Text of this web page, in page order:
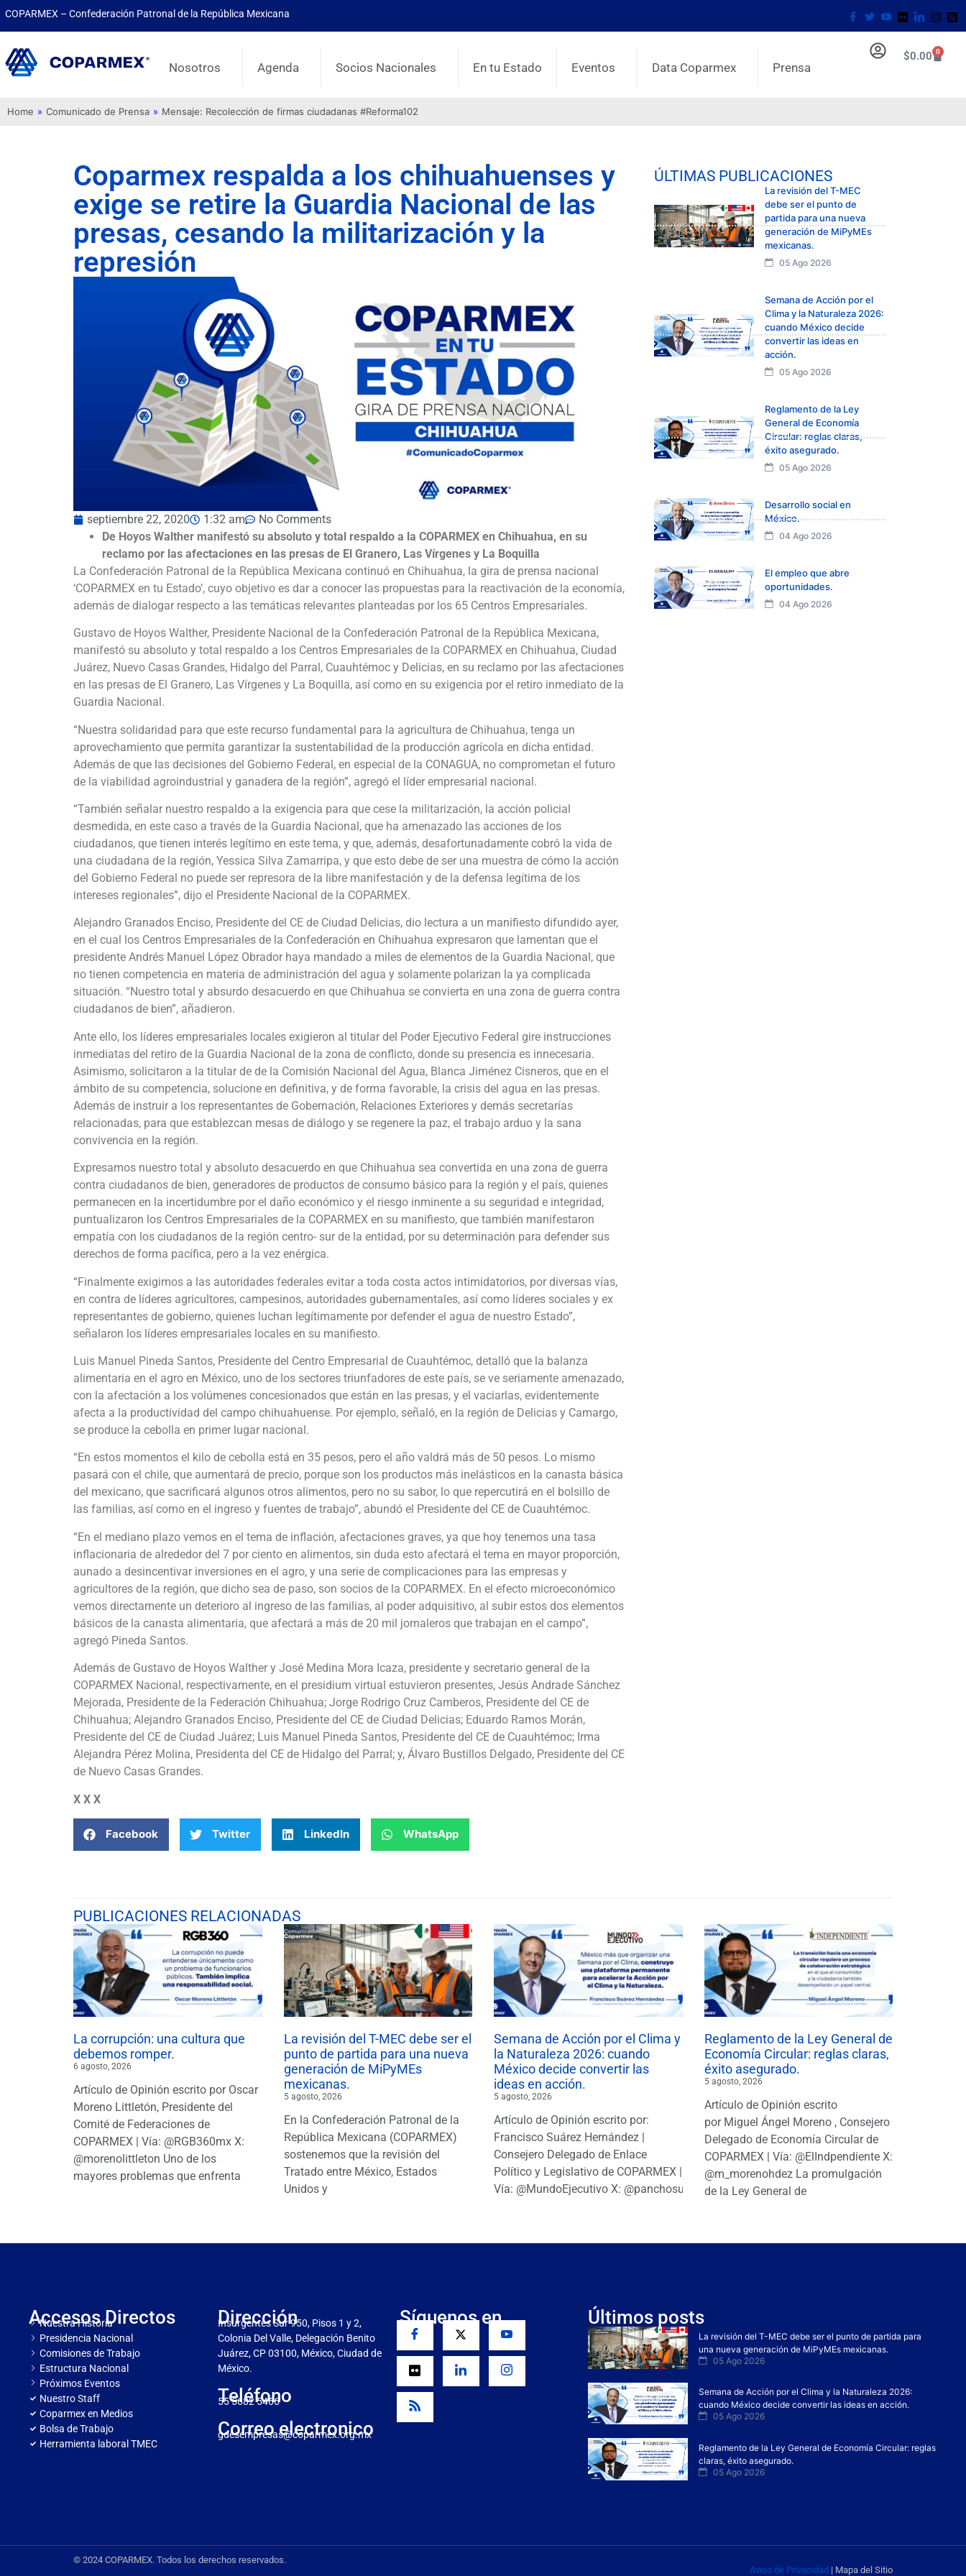
COPARMEX – Confederación Patronal de la República Mexicana
Nosotros Agenda Socios Nacionales En tu Estado Eventos Data Coparmex Prensa
$0.00 0
Home » Comunicado de Prensa » Mensaje: Recolección de firmas ciudadanas #Reforma102
Coparmex respalda a los chihuahuenses y
exige se retire la Guardia Nacional de las
presas, cesando la militarización y la
represión
septiembre 22, 2020 1:32 am
No Comments
De Hoyos Walther manifestó su absoluto y total respaldo a la COPARMEX en Chihuahua, en su
reclamo por las afectaciones en las presas de El Granero, Las Vírgenes y La Boquilla
La Confederación Patronal de la República Mexicana continuó en Chihuahua, la gira de prensa nacional
‘COPARMEX en tu Estado’, cuyo objetivo es dar a conocer las propuestas para la reactivación de la economía,
además de dialogar respecto a las temáticas relevantes planteadas por los 65 Centros Empresariales.
Gustavo de Hoyos Walther, Presidente Nacional de la Confederación Patronal de la República Mexicana,
manifestó su absoluto y total respaldo a los Centros Empresariales de la COPARMEX en Chihuahua, Ciudad
Juárez, Nuevo Casas Grandes, Hidalgo del Parral, Cuauhtémoc y Delicias, en su reclamo por las afectaciones
en las presas de El Granero, Las Vírgenes y La Boquilla, así como en su exigencia por el retiro inmediato de la
Guardia Nacional.
“Nuestra solidaridad para que este recurso fundamental para la agricultura de Chihuahua, tenga un
aprovechamiento que permita garantizar la sustentabilidad de la producción agrícola en dicha entidad.
Además de que las decisiones del Gobierno Federal, en especial de la CONAGUA, no comprometan el futuro
de la viabilidad agroindustrial y ganadera de la región”, agregó el líder empresarial nacional.
“También señalar nuestro respaldo a la exigencia para que cese la militarización, la acción policial
desmedida, en este caso a través de la Guardia Nacional, que ha amenazado las acciones de los
ciudadanos, que tienen interés legítimo en este tema, y que, además, desafortunadamente cobró la vida de
una ciudadana de la región, Yessica Silva Zamarripa, y que esto debe de ser una muestra de cómo la acción
del Gobierno Federal no puede ser represora de la libre manifestación y de la defensa legítima de los
intereses regionales”, dijo el Presidente Nacional de la COPARMEX.
Alejandro Granados Enciso, Presidente del CE de Ciudad Delicias, dio lectura a un manifiesto difundido ayer,
en el cual los Centros Empresariales de la Confederación en Chihuahua expresaron que lamentan que el
presidente Andrés Manuel López Obrador haya mandado a miles de elementos de la Guardia Nacional, que
no tienen competencia en materia de administración del agua y solamente polarizan la ya complicada
situación. “Nuestro total y absurdo desacuerdo en que Chihuahua se convierta en una zona de guerra contra
ciudadanos de bien”, añadieron.
Ante ello, los líderes empresariales locales exigieron al titular del Poder Ejecutivo Federal gire instrucciones
inmediatas del retiro de la Guardia Nacional de la zona de conflicto, donde su presencia es innecesaria.
Asimismo, solicitaron a la titular de de la Comisión Nacional del Agua, Blanca Jiménez Cisneros, que en el
ámbito de su competencia, solucione en definitiva, y de forma favorable, la crisis del agua en las presas.
Además de instruir a los representantes de Gobernación, Relaciones Exteriores y demás secretarías
relacionadas, para que establezcan mesas de diálogo y se regenere la paz, el trabajo arduo y la sana
convivencia en la región.
Expresamos nuestro total y absoluto desacuerdo en que Chihuahua sea convertida en una zona de guerra
contra ciudadanos de bien, generadores de productos de consumo básico para la región y el país, quienes
permanecen en la incertidumbre por el daño económico y el riesgo inminente a su seguridad e integridad,
puntualizaron los Centros Empresariales de la COPARMEX en su manifiesto, que también manifestaron
empatía con los ciudadanos de la región centro- sur de la entidad, por su determinación para defender sus
derechos de forma pacífica, pero a la vez enérgica.
“Finalmente exigimos a las autoridades federales evitar a toda costa actos intimidatorios, por diversas vías,
en contra de líderes agricultores, campesinos, autoridades gubernamentales, así como líderes sociales y ex
representantes de gobierno, quienes luchan legítimamente por defender el agua de nuestro Estado”,
señalaron los líderes empresariales locales en su manifiesto.
Luis Manuel Pineda Santos, Presidente del Centro Empresarial de Cuauhtémoc, detalló que la balanza
alimentaria en el agro en México, uno de los sectores triunfadores de este país, se ve seriamente amenazado,
con la afectación a los volúmenes concesionados que están en las presas, y el vaciarlas, evidentemente
afecta a la productividad del campo chihuahuense. Por ejemplo, señaló, en la región de Delicias y Camargo,
se produce la cebolla en primer lugar nacional.
“En estos momentos el kilo de cebolla está en 35 pesos, pero el año valdrá más de 50 pesos. Lo mismo
pasará con el chile, que aumentará de precio, porque son los productos más inelásticos en la canasta básica
del mexicano, que sacrificará algunos otros alimentos, pero no su sabor, lo que repercutirá en el bolsillo de
las familias, así como en el ingreso y fuentes de trabajo”, abundó el Presidente del CE de Cuauhtémoc.
“En el mediano plazo vemos en el tema de inflación, afectaciones graves, ya que hoy tenemos una tasa
inflacionaria de alrededor del 7 por ciento en alimentos, sin duda esto afectará el tema en mayor proporción,
aunado a desincentivar inversiones en el agro, y una serie de complicaciones para las empresas y
agricultores de la región, que dicho sea de paso, son socios de la COPARMEX. En el efecto microeconómico
vemos directamente un deterioro al ingreso de las familias, al poder adquisitivo, al subir estos dos elementos
básicos de la canasta alimentaria, que afectará a más de 20 mil jornaleros que trabajan en el campo”,
agregó Pineda Santos.
Además de Gustavo de Hoyos Walther y José Medina Mora Icaza, presidente y secretario general de la
COPARMEX Nacional, respectivamente, en el presidium virtual estuvieron presentes, Jesús Andrade Sánchez
Mejorada, Presidente de la Federación Chihuahua; Jorge Rodrigo Cruz Camberos, Presidente del CE de
Chihuahua; Alejandro Granados Enciso, Presidente del CE de Ciudad Delicias; Eduardo Ramos Morán,
Presidente del CE de Ciudad Juárez; Luis Manuel Pineda Santos, Presidente del CE de Cuauhtémoc; Irma
Alejandra Pérez Molina, Presidenta del CE de Hidalgo del Parral; y, Álvaro Bustillos Delgado, Presidente del CE
de Nuevo Casas Grandes.
X X X
Facebook Twitter LinkedIn WhatsApp
ÚLTIMAS PUBLICACIONES
La revisión del T-MEC
debe ser el punto de
partida para una nueva
generación de MiPyMEs
mexicanas.
05 Ago 2026
Semana de Acción por el
Clima y la Naturaleza 2026:
cuando México decide
convertir las ideas en
acción.
05 Ago 2026
Reglamento de la Ley
General de Economía
Circular: reglas claras,
éxito asegurado.
05 Ago 2026
Desarrollo social en
México.
04 Ago 2026
El empleo que abre
oportunidades.
04 Ago 2026
PUBLICACIONES RELACIONADAS
La corrupción: una cultura que
debemos romper.
6 agosto, 2026
Artículo de Opinión escrito por Oscar
Moreno Littletón, Presidente del
Comité de Federaciones de
COPARMEX | Vía: @RGB360mx X:
@morenolittleton Uno de los
mayores problemas que enfrenta
La revisión del T-MEC debe ser el
punto de partida para una nueva
generación de MiPyMEs
mexicanas.
5 agosto, 2026
En la Confederación Patronal de la
República Mexicana (COPARMEX)
sostenemos que la revisión del
Tratado entre México, Estados
Unidos y
Semana de Acción por el Clima y
la Naturaleza 2026: cuando
México decide convertir las
ideas en acción.
5 agosto, 2026
Artículo de Opinión escrito por:
Francisco Suárez Hernández |
Consejero Delegado de Enlace
Político y Legislativo de COPARMEX |
Vía: @MundoEjecutivo X: @panchosuarezh
Reglamento de la Ley General de
Economía Circular: reglas claras,
éxito asegurado.
5 agosto, 2026
Artículo de Opinión escrito
por Miguel Ángel Moreno , Consejero
Delegado de Economía Circular de
COPARMEX | Vía: @ElIndpendiente X:
@m_morenohdez La promulgación
de la Ley General de
Accesos Directos
Nuestra Historia
Presidencia Nacional
Comisiones de Trabajo
Estructura Nacional
Próximos Eventos
Nuestro Staff
Coparmex en Medios
Bolsa de Trabajo
Herramienta laboral TMEC
Dirección
Insurgentes Sur 950, Pisos 1 y 2,
Colonia Del Valle, Delegación Benito
Juárez, CP 03100, México, Ciudad de
México.
Teléfono
55 5682 5466
Correo electronico
gdesempresas@coparmex.org.mx
Síguenos en Últimos posts
La revisión del T-MEC debe ser el punto de partida para
una nueva generación de MiPyMEs mexicanas.
05 Ago 2026
Semana de Acción por el Clima y la Naturaleza 2026:
cuando México decide convertir las ideas en acción.
05 Ago 2026
Reglamento de la Ley General de Economía Circular: reglas
claras, éxito asegurado.
05 Ago 2026
© 2024 COPARMEX. Todos los derechos reservados.
Aviso de Privacidad | Mapa del Sitio